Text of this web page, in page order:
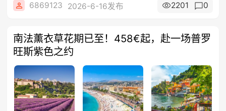
6869123 2026-6-16发布 2201 0
南法薰衣草花期已至！458€起，赴一场普罗
旺斯紫色之约